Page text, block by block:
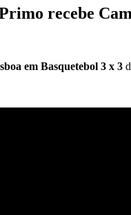
recebe
em Basquetebol 3 x 3